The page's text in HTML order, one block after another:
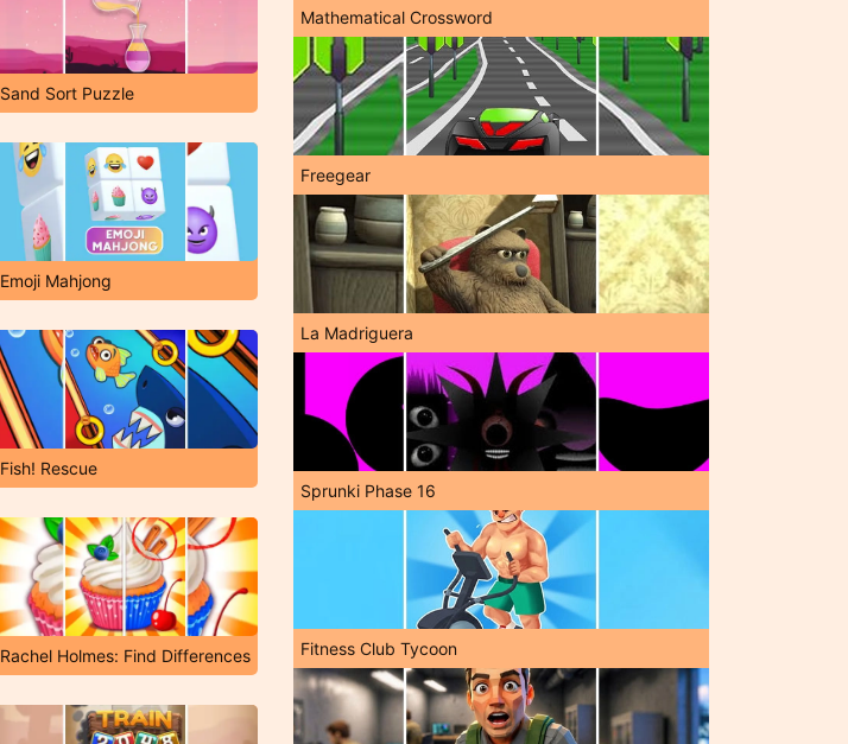
Sand Sort Puzzle
Emoji Mahjong
Fish! Rescue
Rachel Holmes: Find Differences
Mathematical Crossword
Freegear
La Madriguera
Sprunki Phase 16
Fitness Club Tycoon